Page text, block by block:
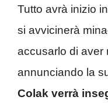
Tutto avrà inizio
si avvicinerà
accusarlo di aver
annunciando la
Colak verrà